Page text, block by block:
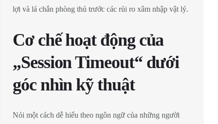
lợi và lá chắn phòng thủ trước các rủi ro xâm nhập vật lý.
Cơ chế hoạt động của
„Session Timeout“ dưới
góc nhìn kỹ thuật
Nói một cách dễ hiểu theo ngôn ngữ của những người